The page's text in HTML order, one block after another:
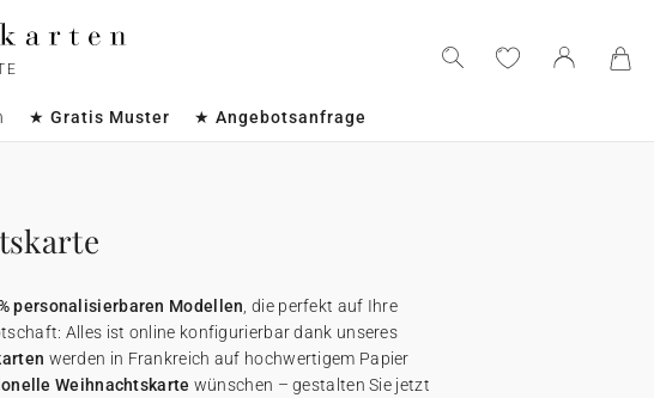
★ Gratis Muster ★ Angebotsanfrage
personalisierbaren Modellen , die perfekt auf Ihre
Alles ist online konfigurierbar dank unseres
werden in Frankreich auf hochwertigem Papier
Weihnachtskarte wünschen – gestalten Sie jetzt